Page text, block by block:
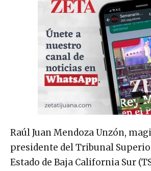
Raúl Juan Mendoza Unzón,
presidente del Tribunal
Estado de Baja California Sur